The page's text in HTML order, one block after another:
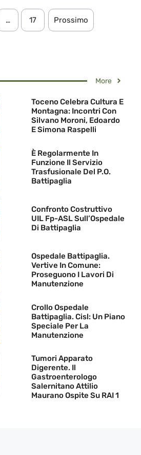
… 17 Prossimo
More
Toceno Celebra Cultura E
Montagna: Incontri Con
Silvano Moroni, Edoardo
E Simona Raspelli
È Regolarmente In
Funzione Il Servizio
Trasfusionale Del P.O.
Battipaglia
Confronto Costruttivo
UIL Fp-ASL Sull’Ospedale
Di Battipaglia
Ospedale Battipaglia.
Vertive In Comune:
Proseguono I Lavori Di
Manutenzione
Crollo Ospedale
Battipaglia. Cisl: Un Piano
Speciale Per La
Manutenzione
Tumori Apparato
Digerente. Il
Gastroenterologo
Salernitano Attilio
Maurano Ospite Su RAI 1